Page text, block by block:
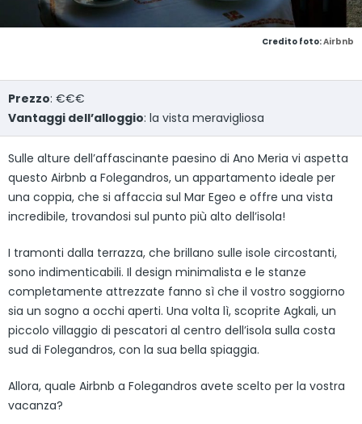
Credito foto:Airbnb
Prezzo: €€€
Vantaggi dell’alloggio: la vista meravigliosa
Sulle alture dell’affascinante paesino di Ano Meria vi aspetta
questo Airbnb a Folegandros, un appartamento ideale per
una coppia, che si affaccia sul Mar Egeo e offre una vista
incredibile, trovandosi sul punto più alto dell’isola!
I tramonti dalla terrazza, che brillano sulle isole circostanti,
sono indimenticabili. Il design minimalista e le stanze
completamente attrezzate fanno sì che il vostro soggiorno
sia un sogno a occhi aperti. Una volta lì, scoprite Agkali, un
piccolo villaggio di pescatori al centro dell’isola sulla costa
sud di Folegandros, con la sua bella spiaggia.
Allora, quale Airbnb a Folegandros avete scelto per la vostra
vacanza?